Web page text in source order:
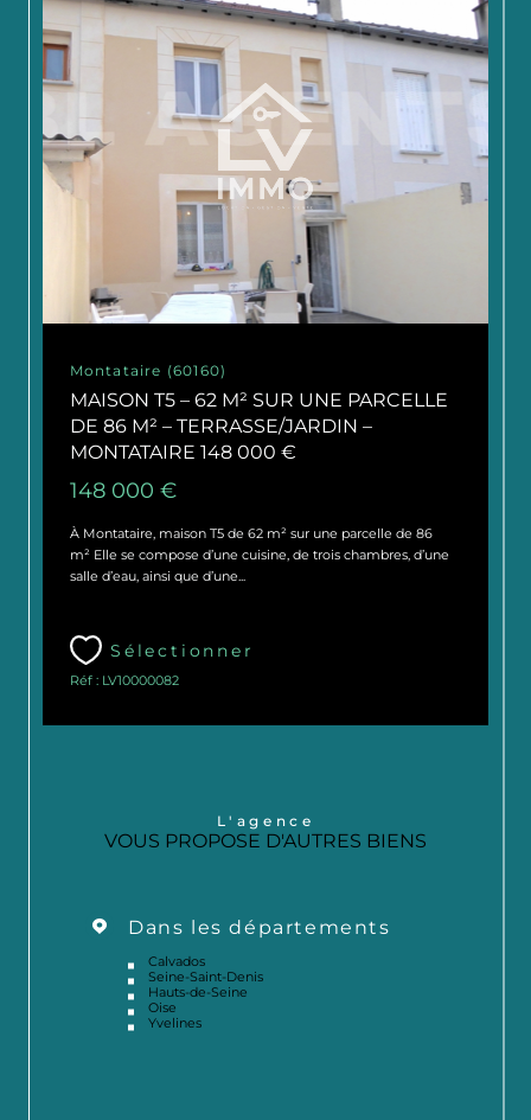
Montataire (60160)
MAISON T5 – 62 M² SUR UNE PARCELLE
DE 86 M² – TERRASSE/JARDIN –
MONTATAIRE 148 000 €
148 000 €
À Montataire, maison T5 de 62 m² sur une parcelle de 86
m² Elle se compose d’une cuisine, de trois chambres, d’une
salle d’eau, ainsi que d’une...
Sélectionner
Réf : LV10000082
L'agence
VOUS PROPOSE D'AUTRES BIENS
Dans les départements
Calvados
Seine-Saint-Denis
Hauts-de-Seine
Oise
Yvelines